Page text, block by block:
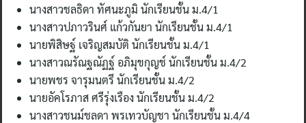
นางสาวชลธิดา ทัศนะภูมิ นักเรียนชั้น ม.4/1
นางสาวปภาวรินศ์ แก้วกันยา นักเรียนชั้น ม.4/1
นายพิสิษฐ์ เจริญสมบัติ นักเรียนชั้น ม.4/1
นางสาวณรัณฐณัฏฐ์ อภิมุขกุญช์ นักเรียนชั้น ม.4/2
นายพชร จารุมนตรี นักเรียนชั้น ม.4/2
นายอัคโรภาส ศรีรุ่งเรือง นักเรียนชั้น ม.4/2
นางสาวชนม์ชลดา พรเทวบัญชา นักเรียนชั้น ม.4/4